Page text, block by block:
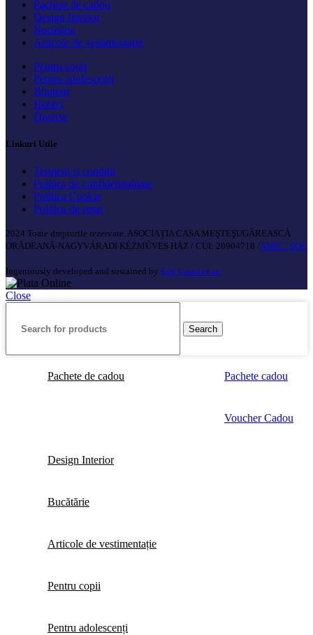
Pachete de cadou
Design Interior
Bucătărie
Articole de vestimentație
Pentru copii
Pentru adolescenți
Bijuterii
Hobby
Diverse
Linkuri Utile
Termeni și condiții
Politica de confidențialitate
Politica Cookie
Politica de retur
2024 Toate drepturile rezervate. ASOCIAȚIA CASA MEŞTEŞUGĂREASCĂ
ORĂDEANĂ-NAGYVÁRADI KÉZMŰVES HÁZ / CUI: 20904718 /ANPC | SOL
Ingeniously developed and sustained by Edy Creative.ro
Close
Search
Pachete de cadou Pachete cadou
Voucher Cadou
Design Interior
Bucătărie
Articole de vestimentație
Pentru copii
Pentru adolescenți